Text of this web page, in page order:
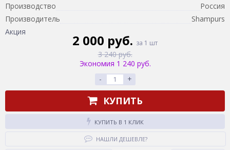
Производство
Россия
Производитель
Shampurs
Акция
2 000 руб. за 1 шт
3 240 руб.
Экономия 1 240 руб.
-
+
КУПИТЬ
КУПИТЬ В 1 КЛИК
НАШЛИ ДЕШЕВЛЕ?